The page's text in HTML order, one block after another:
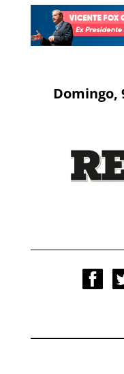
Domingo,